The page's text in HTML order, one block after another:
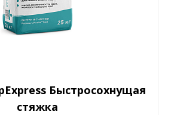
Быстросохнущая
стяжка